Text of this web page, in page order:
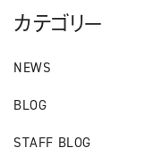
カテゴリー
NEWS
BLOG
STAFF BLOG